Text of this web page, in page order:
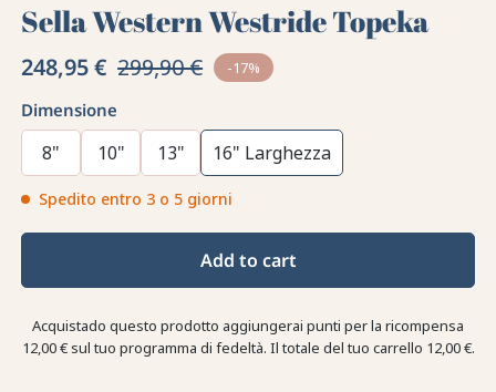
Sella Western Westride Topeka
248,95 € 299,90 € -17%
Dimensione
8" 10" 13" 16" Larghezza
Spedito entro 3 o 5 giorni
Add to cart
Acquistado questo prodotto aggiungerai punti per la ricompensa
12,00 €sul tuo programma di fedeltà. Il totale del tuo carrello 12,00 €.